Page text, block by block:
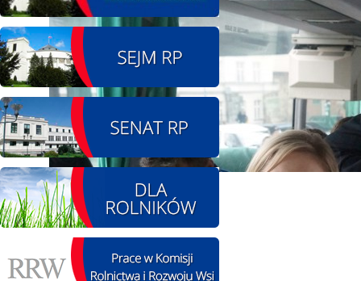
SIERPIEŃ
08
08.08.2026 r. - Piknik
integracyjny. Krępa
60 u Sołtysa
SIERPIEŃ
09
09.08.2026 r. -
Jubileusz OSP. Żerniki
czytaj więcej